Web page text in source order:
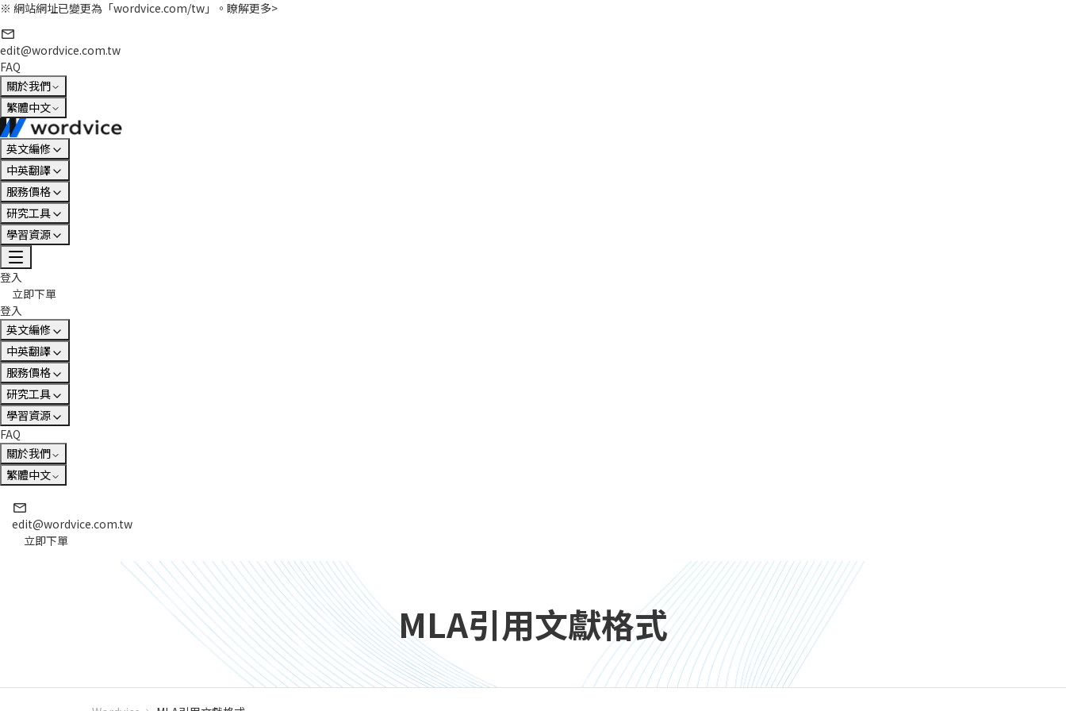
※ 網站網址已變更為「wordvice.com/tw」。 瞭解更多>
edit@wordvice.com.tw
FAQ
關於我們
繁體中文
英文編修
中英翻譯
服務價格
研究工具
學習資源
登入
立即下單
登入
英文編修
中英翻譯
服務價格
研究工具
學習資源
FAQ
關於我們
繁體中文
edit@wordvice.com.tw
立即下單
MLA引用文獻格式